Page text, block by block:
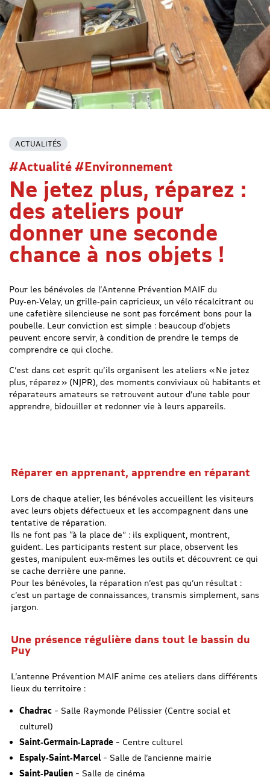
ACTUALITÉS
#Actualité #Environnement
Ne jetez plus, réparez :
des ateliers pour
donner une seconde
chance à nos objets !
Pour les bénévoles de l’Antenne Prévention MAIF du
Puy‑en‑Velay, un grille‑pain capricieux, un vélo récalcitrant ou
une cafetière silencieuse ne sont pas forcément bons pour la
poubelle. Leur conviction est simple : beaucoup d’objets
peuvent encore servir, à condition de prendre le temps de
comprendre ce qui cloche.
C’est dans cet esprit qu’ils organisent les ateliers « Ne jetez
plus, réparez » (NJPR), des moments conviviaux où habitants et
réparateurs amateurs se retrouvent autour d’une table pour
apprendre, bidouiller et redonner vie à leurs appareils.
Réparer en apprenant, apprendre en réparant
Lors de chaque atelier, les bénévoles accueillent les visiteurs
avec leurs objets défectueux et les accompagnent dans une
tentative de réparation.
Ils ne font pas “à la place de” : ils expliquent, montrent,
guident. Les participants restent sur place, observent les
gestes, manipulent eux‑mêmes les outils et découvrent ce qui
se cache derrière une panne.
Pour les bénévoles, la réparation n’est pas qu’un résultat :
c’est un partage de connaissances, transmis simplement, sans
jargon.
Une présence régulière dans tout le bassin du
Puy
L’antenne Prévention MAIF anime ces ateliers dans différents
lieux du territoire :
Chadrac– Salle Raymonde Pélissier (Centre social et
culturel)
Saint‑Germain‑Laprade– Centre culturel
Espaly‑Saint‑Marcel– Salle de l’ancienne mairie
Saint‑Paulien– Salle de cinéma